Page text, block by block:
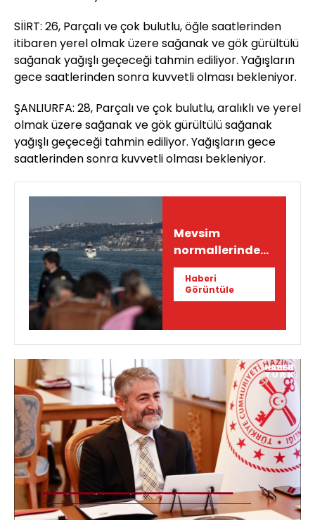
SİİRT: 26, Parçalı ve çok bulutlu, öğle saatlerinden
itibaren yerel olmak üzere sağanak ve gök gürültülü
sağanak yağışlı geçeceği tahmin ediliyor. Yağışların
gece saatlerinden sonra kuvvetli olması bekleniyor.
ŞANLIURFA: 28, Parçalı ve çok bulutlu, aralıklı ve yerel
olmak üzere sağanak ve gök gürültülü sağanak
yağışlı geçeceği tahmin ediliyor. Yağışların gece
saatlerinden sonra kuvvetli olması bekleniyor.
Mevsim
normallerinde
bir bayram
havası
Haberi
Görüntüle
Sesi
Aç
480
Yüklendi:
62.55%
Oynatma
Hızı